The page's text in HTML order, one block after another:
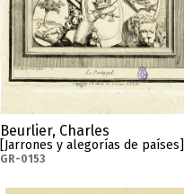
Beurlier, Charles
[Jarrones y alegorías de países]
GR-0153